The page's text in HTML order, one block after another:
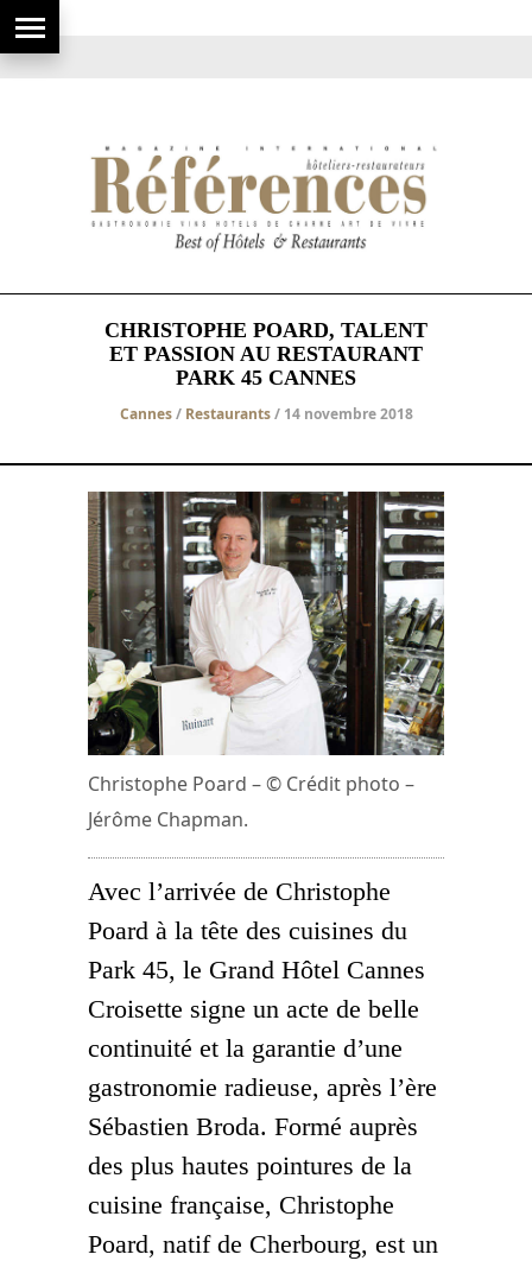
CHRISTOPHE POARD, TALENT
ET PASSION AU RESTAURANT
PARK 45 CANNES
Cannes/ Restaurants/ 14 novembre 2018
Christophe Poard – © Crédit photo –
Jérôme Chapman.
Avec l’arrivée de Christophe
Poard à la tête des cuisines du
Park 45, le Grand Hôtel Cannes
Croisette signe un acte de belle
continuité et la garantie d’une
gastronomie radieuse, après l’ère
Sébastien Broda. Formé auprès
des plus hautes pointures de la
cuisine française, Christophe
Poard, natif de Cherbourg, est un